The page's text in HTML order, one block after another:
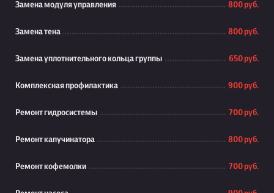
Замена модуля управления 800 руб.
Замена тена 800 руб.
Замена уплотнительного кольца группы 650 руб.
Комплексная профилактика 900 руб.
Ремонт гидросистемы 700 руб.
Ремонт капучинатора 800 руб.
Ремонт кофемолки 700 руб.